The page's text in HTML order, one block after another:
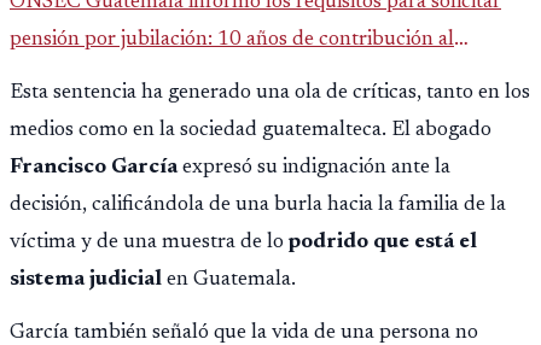
pensión por jubilación: 10 años de contribución al
Montepío y 50 años de edad, o 20 años de servicio sin
importar edad.
Esta sentencia ha generado una ola de críticas, tanto en los
medios como en la sociedad guatemalteca. El abogado
Francisco Garcíaexpresó su indignación ante la
decisión, calificándola de una burla hacia la familia de la
víctima y de una muestra de lo podrido que está el
sistema judicial en Guatemala.
García también señaló que la vida de una persona no